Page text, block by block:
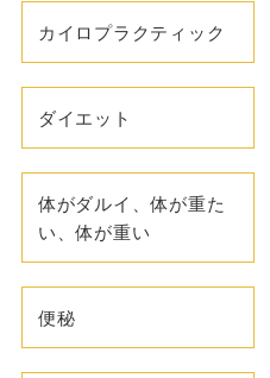
カイロプラクティック
ダイエット
体がダルイ、体が重た
い、体が重い
便秘